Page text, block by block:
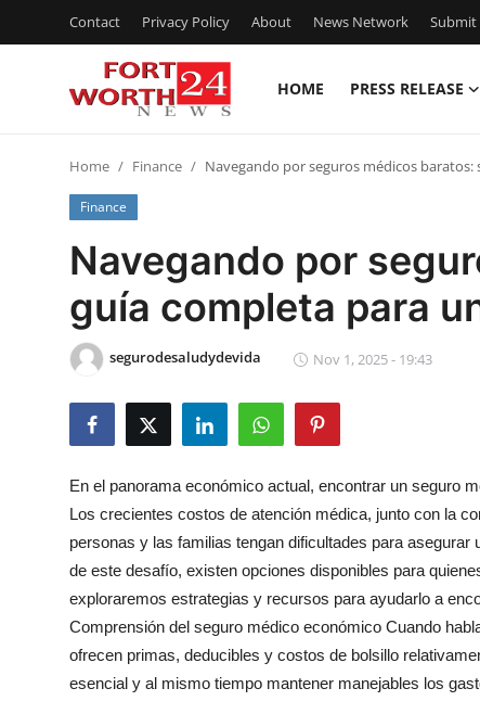
Contact Privacy Policy About News Network Submit
HOME PRESS RELEASE
Contact
Press Release
Privacy Policy
News Network
Guest Posting
Advertise with US
Home Finance Navegando por seguros médicos
Finance
Navegando por
guía completa para
segurodesaludydevida Nov 1, 2025 - 19:43
En el panorama económico actual, encontrar un seguro
Los crecientes costos de atención médica, junto con la
personas y las familias tengan dificultades para
de este desafío, existen opciones disponibles para
exploraremos estrategias y recursos para ayudarlo a
Comprensión del seguro médico económico Cuando
ofrecen primas, deducibles y costos de bolsillo
esencial y al mismo tiempo mantener manejables los